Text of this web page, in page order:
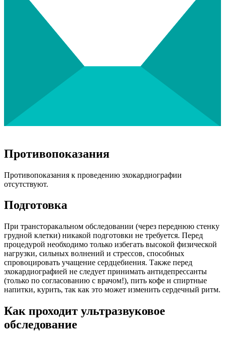
Противопоказания
Противопоказания к проведению эхокардиографии
отсутствуют.
Подготовка
При трансторакальном обследовании (через переднюю стенку
грудной клетки) никакой подготовки не требуется. Перед
процедурой необходимо только избегать высокой физической
нагрузки, сильных волнений и стрессов, способных
спровоцировать учащение сердцебиения. Также перед
эхокардиографией не следует принимать антидепрессанты
(только по согласованию с врачом!), пить кофе и спиртные
напитки, курить, так как это может изменить сердечный ритм.
Как проходит ультразвуковое
обследование